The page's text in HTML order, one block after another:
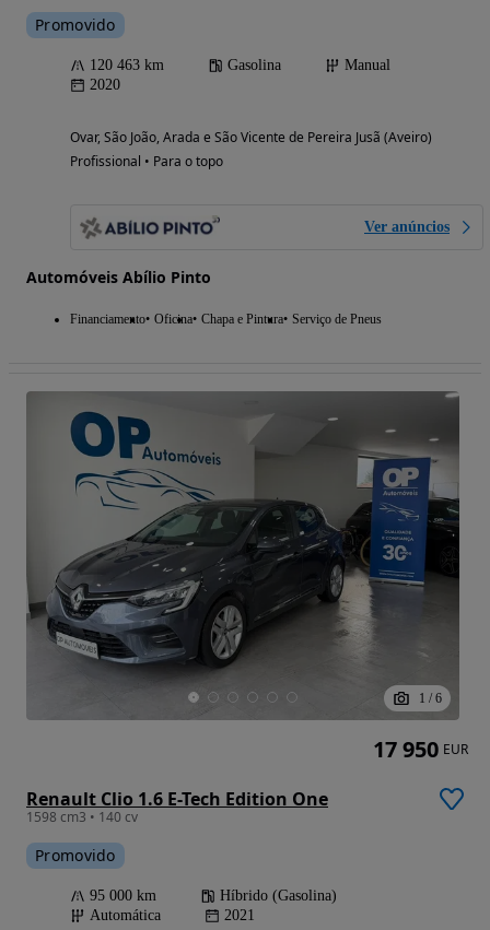
Promovido
120 463 km Gasolina
Manual
2020
Ovar, São João, Arada e São Vicente de Pereira Jusã (Aveiro)
Profissional • Para o topo
Ver anúncios
Automóveis Abílio Pinto
Financiamento Oficina Chapa e Pintura Serviço de Pneus
1 / 6
Renault Clio 1.6 E-Tech Edition One
1598 cm3 • 140 cv
Promovido
95 000 km
Híbrido (Gasolina)
Automática
2021
17 950 EUR